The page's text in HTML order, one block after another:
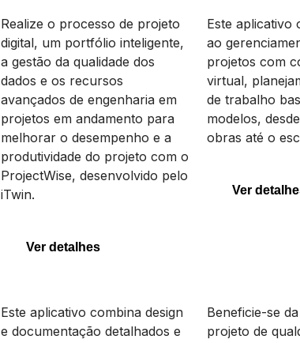
ProjectWise
Realize o processo de projeto
digital, um portfólio inteligente,
a gestão da qualidade dos
dados e os recursos
avançados de engenharia em
projetos em andamento para
melhorar o desempenho e a
produtividade do projeto com o
ProjectWise, desenvolvido pelo
iTwin.
Ver detalhes
Este aplicativo
ao
projetos com
virtual,
de trabalho
modelos,
obras até o
Ver
Este aplicativo combina design
e documentação detalhados e
Beneficie-se
projeto de